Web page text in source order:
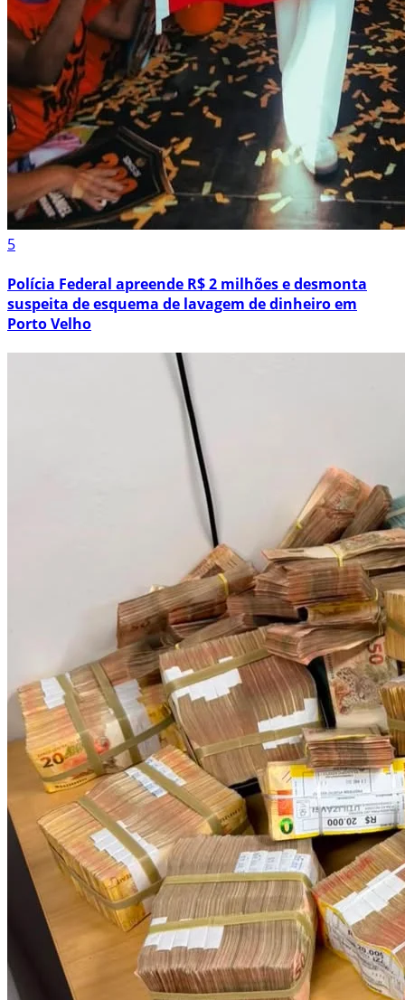
5
Polícia Federal apreende R$ 2 milhões e desmonta
suspeita de esquema de lavagem de dinheiro em
Porto Velho